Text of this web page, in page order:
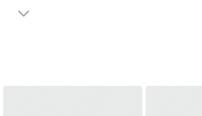
剧，手机免费观看高清无删减
网等平台了解。
